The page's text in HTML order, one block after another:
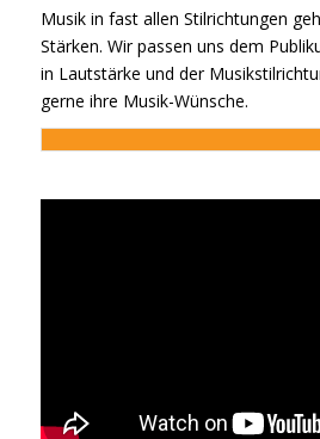
Musik in fast allen Stilrichtungen
Stärken. Wir passen uns dem
in Lautstärke und der
gerne ihre Musik-Wünsche.